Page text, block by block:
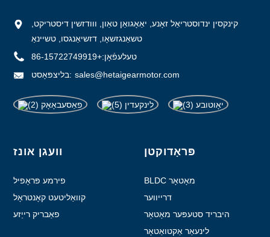
קינקסין ינדוסטריאַל זאָנע, יאַאָגואַן טאַון, ווודזשין דיסטריקט,
טשאַנגזשאָו, דזשיאַנגסו, טשיינאַ
טעלעפֿאָן:+86-15722749919
בליצפּאָסט: sales@hetaigearmotor.com
וועגן אונז
פירמע פּראָפיל
קוואַליטעט קאָנטראָל
פאַבריק רייַזע
פּראָדוקטן
BLDC מאָטאָר
דרייווער
היבריד סטעפּער מאָטאָר
לינעאַר אַקטואַטאָר